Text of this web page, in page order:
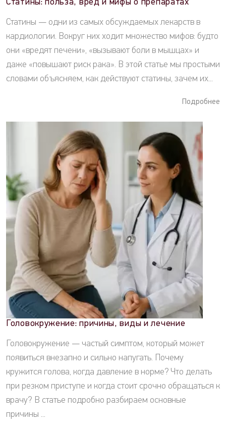
Статины: польза, вред и мифы о препаратах
Статины — одни из самых обсуждаемых лекарств в
кардиологии. Вокруг них ходит множество мифов: будто
они «вредят печени», «вызывают боли в мышцах» и
даже «повышают риск рака». В этой статье мы простыми
словами объясняем, как действуют статины, зачем их...
Подробнее
Головокружение: причины, виды и лечение
Головокружение — частый симптом, который может
появиться внезапно и сильно напугать. Почему
кружится голова, когда давление в норме? Что делать
при резком приступе и когда стоит срочно обращаться к
врачу? В статье подробно разбираем основные
причины ...